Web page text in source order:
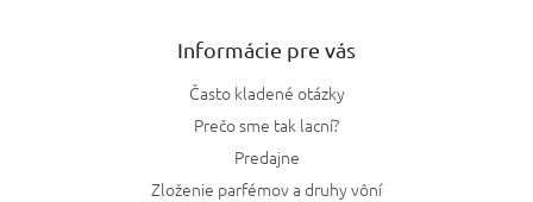
Informácie pre vás
Často kladené otázky
Prečo sme tak lacní?
Predajne
Zloženie parfémov a druhy vôní